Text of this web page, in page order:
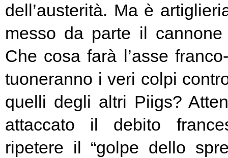
dell’austerità. Ma è
messo da parte il
Che cosa farà l’asse
tuoneranno i veri colpi
quelli degli altri Piigs?
attaccato il debito
ripetere il “golpe dello